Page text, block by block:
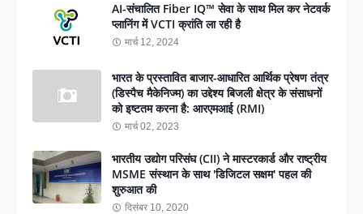
AI-संचालित Fiber IQ™ सेवा के साथ मिल कर नेटवर्क
प्लानिंग में VCTI क्रांति ला रही है
मार्च 12, 2024
भारत के प्रस्तावित बाजार-आधारित आर्थिक प्रेषण तंत्र
(डिस्पैच मैकेनिज्म) का उद्देश्य बिजली क्षेत्र के संसाधनों
को इष्टतम करना है: आरएमआई (RMI)
मार्च 02, 2023
भारतीय उद्योग परिसंघ (CII) ने मास्टरकार्ड और राष्ट्रीय
MSME संस्थान के साथ 'डिजिटल सक्षम' पहल की
शुरुआत की
दिसंबर 10, 2020